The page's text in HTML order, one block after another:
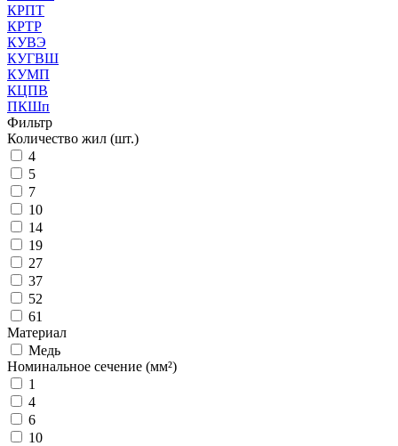
КРПТ
КРТР
КУВЭ
КУГВШ
КУМП
КЦПВ
ПКШп
Фильтр
Количество жил (шт.)
4
5
7
10
14
19
27
37
52
61
Материал
Медь
Номинальное сечение (мм²)
1
4
6
10